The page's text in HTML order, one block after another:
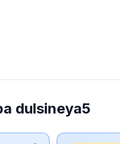
dulsineya5